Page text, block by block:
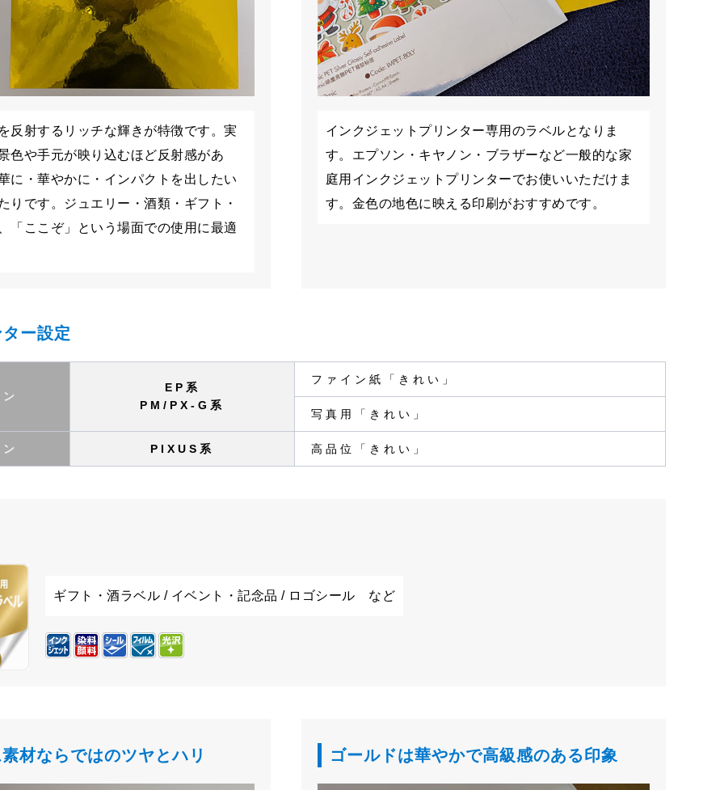
反射するリッチな輝きが特徴です。実
色や手元が映り込むほど反射感があ
に・華やかに・インパクトを出したい
りです。ジュエリー・酒類・ギフト・
「ここぞ」という場面での使用に最適
インクジェットプリンター専用のラベルとなりま
す。エプソン・キヤノン・ブラザーなど一般的な家
庭用インクジェットプリンターでお使いいただけま
す。金色の地色に映える印刷がおすすめです。
ー設定
EP系
PM/PX-G系
ファイン紙「きれい」
写真用「きれい」
PIXUS系 高品位「きれい」
ギフト・酒ラベル / イベント・記念品 / ロゴシール など
材ならではのツヤとハリ ゴールドは華やかで高級感のある印象